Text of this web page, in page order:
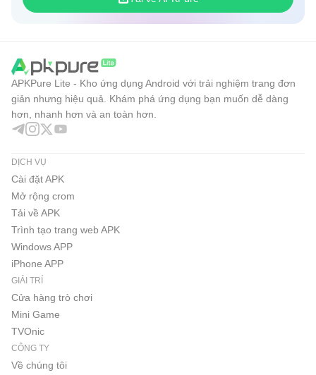
APKPure Lite - Kho ứng dụng Android với trải nghiệm trang đơn
giản nhưng hiệu quả. Khám phá ứng dụng bạn muốn dễ dàng
hơn, nhanh hơn và an toàn hơn.
DỊCH VỤ
Cài đặt APK
Mở rộng crom
Tải về APK
Trình tạo trang web APK
Windows APP
iPhone APP
GIẢI TRÍ
Cửa hàng trò chơi
Mini Game
TVOnic
CÔNG TY
Về chúng tôi